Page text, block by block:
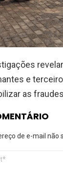
e
as
de e-mail não